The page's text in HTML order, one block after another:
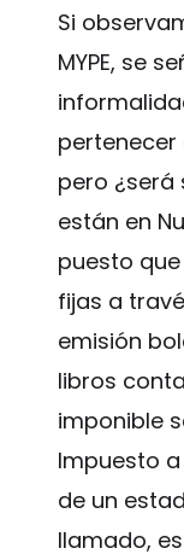
Si
MYPE, se
pertenecer
pero ¿será
están en
puesto
fijas a
emisión
libros
imponible
Impuesto
de un
llamado,